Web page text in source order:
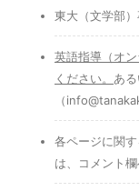
東大（文学部）
英語指導（オ
ください。 あ
（
各ページに関
は、コメント